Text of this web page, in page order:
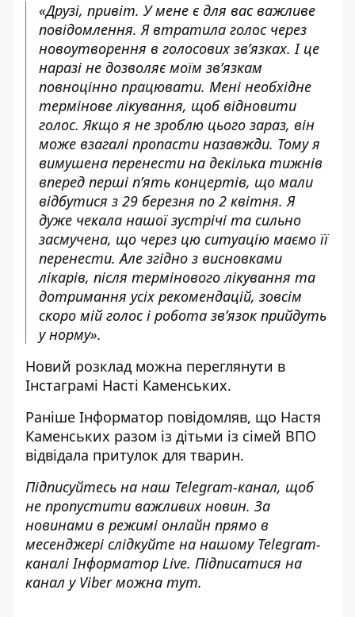
«Друзі, привіт. У мене є для вас важливе
повідомлення. Я втратила голос через
новоутворення в голосових зв’язках. І це
наразі не дозволяє моїм зв’язкам
повноцінно працювати. Мені необхідне
термінове лікування, щоб відновити
голос. Якщо я не зроблю цього зараз, він
може взагалі пропасти назавжди. Тому я
вимушена перенести на декілька тижнів
вперед перші п’ять концертів, що мали
відбутися з 29 березня по 2 квітня. Я
дуже чекала нашої зустрічі та сильно
засмучена, що через цю ситуацію маємо її
перенести. Але згідно з висновками
лікарів, після термінового лікування та
дотримання усіх рекомендацій, зовсім
скоро мій голос і робота зв’язок прийдуть
у норму».
Новий розклад можна переглянути в
Інстаграмі Насті Каменських.
Раніше Інформатор повідомляв, що Настя
Каменських разом із дітьми із сімей ВПО
відвідала притулок для тварин.
Підписуйтесь на наш Telegram-канал, щоб
не пропустити важливих новин. За
новинами в режимі онлайн прямо в
месенджері слідкуйте на нашому Telegram-
каналіІнформатор Live. Підписатися на
канал у Viber можна тут.